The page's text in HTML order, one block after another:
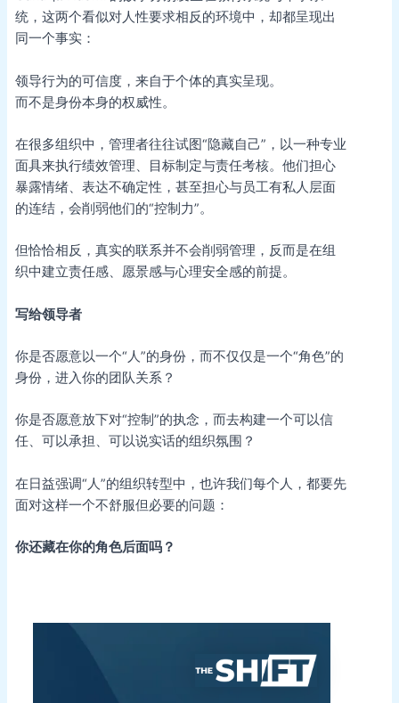
统，这两个看似对人性要求相反的环境中，却都呈现出
同一个事实：
领导行为的可信度，来自于个体的真实呈现。
而不是身份本身的权威性。
在很多组织中，管理者往往试图“隐藏自己”，以一种专业
面具来执行绩效管理、目标制定与责任考核。他们担心
暴露情绪、表达不确定性，甚至担心与员工有私人层面
的连结，会削弱他们的“控制力”。
但恰恰相反，真实的联系并不会削弱管理，反而是在组
织中建立责任感、愿景感与心理安全感的前提。
写给领导者
你是否愿意以一个“人”的身份，而不仅仅是一个“角色”的
身份，进入你的团队关系？
你是否愿意放下对“控制”的执念，而去构建一个可以信
任、可以承担、可以说实话的组织氛围？
在日益强调“人”的组织转型中，也许我们每个人，都要先
面对这样一个不舒服但必要的问题：
你还藏在你的角色后面吗？